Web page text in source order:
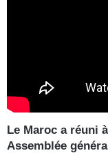
Le Maroc a réuni
Assemblée